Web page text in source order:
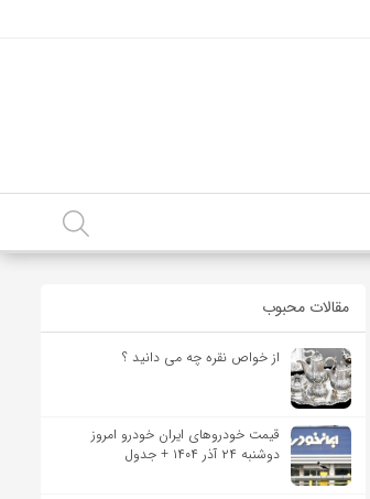
مقالات محبوب
از خواص نقره چه می دانید ؟
قیمت خودرو‌های ایران خودرو امروز
دوشنبه ۲۴ آذر ۱۴۰۴ + جدول